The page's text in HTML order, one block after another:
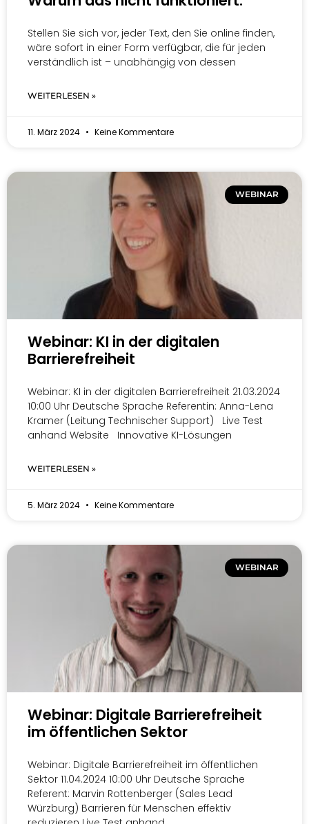
Stellen Sie sich vor, jeder Text, den Sie online finden,
wäre sofort in einer Form verfügbar, die für jeden
verständlich ist – unabhängig von dessen
WEITERLESEN »
11. März 2024 Keine Kommentare
WEBINAR
Webinar: KI in der digitalen
Barrierefreiheit
Webinar: KI in der digitalen Barrierefreiheit 21.03.2024
10:00 Uhr Deutsche Sprache Referentin: Anna-Lena
Kramer (Leitung Technischer Support) Live Test
anhand Website Innovative KI-Lösungen
WEITERLESEN »
5. März 2024 Keine Kommentare
WEBINAR
Webinar: Digitale Barrierefreiheit
im öffentlichen Sektor
Webinar: Digitale Barrierefreiheit im öffentlichen
Sektor 11.04.2024 10:00 Uhr Deutsche Sprache
Referent: Marvin Rottenberger (Sales Lead
Würzburg) Barrieren für Menschen effektiv